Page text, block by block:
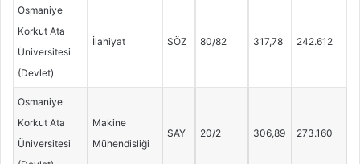
Osmaniye
Korkut Ata
Üniversitesi
(Devlet)
İlahiyat SÖZ 80/82 317,78 242.612
Osmaniye
Korkut Ata
Üniversitesi
Makine
Mühendisliği
SAY 20/2 306,89 273.160